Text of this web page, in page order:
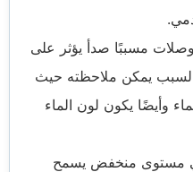
مسببًا صدأ يؤثر على
يمكن ملاحظته حيث
وأيضًا يكون لون الماء
مستوى منخفض يسمح